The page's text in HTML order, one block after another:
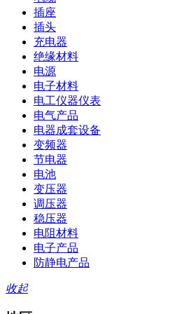
插座
插头
充电器
绝缘材料
电源
电子材料
电工仪器仪表
电气产品
电器成套设备
变频器
节电器
电池
变压器
调压器
稳压器
电阻材料
电子产品
防静电产品
收起